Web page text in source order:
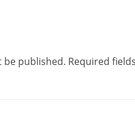
be published. Required